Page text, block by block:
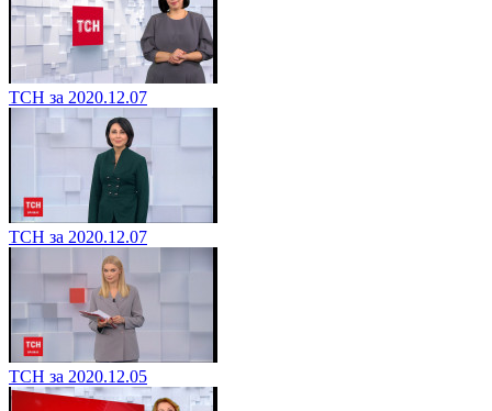
ТСН за 2020.12.07
ТСН за 2020.12.07
ТСН за 2020.12.05